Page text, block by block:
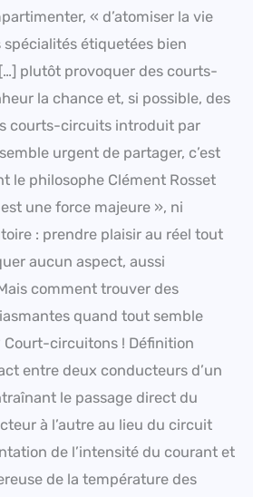
« d’atomiser la vie
spécialités étiquetées bien
plutôt provoquer des courts-
la chance et, si possible, des
courts-circuits introduit par
urgent de partager, c’est
le philosophe Clément Rosset
une force majeure », ni
: prendre plaisir au réel tout
aucun aspect, aussi
comment trouver des
quand tout semble
circuitons ! Définition
entre deux conducteurs d’un
le passage direct du
à l’autre au lieu du circuit
de l’intensité du courant et
de la température des